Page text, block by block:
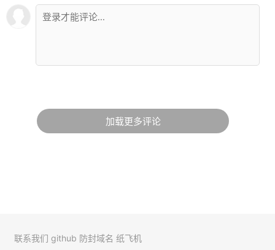
加载更多评论
联系我们 github 防封域名 纸飞机